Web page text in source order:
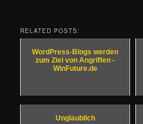
RELATED POSTS:
WordPress-Blogs werden
zum Ziel von Angriffen -
WinFuture.de
Unglaublich